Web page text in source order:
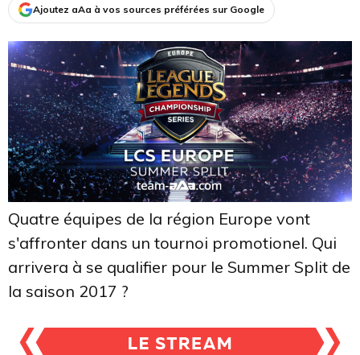
Ajoutez aAa à vos sources préférées sur Google
Quatre équipes de la région Europe vont
s'affronter dans un tournoi promotionel. Qui
arrivera à se qualifier pour le Summer Split de
la saison 2017 ?